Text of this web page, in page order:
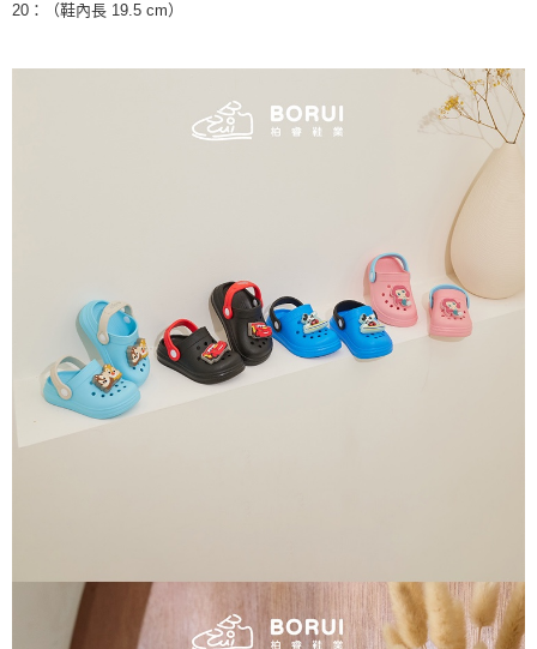
20：（鞋內長 19.5 cm）